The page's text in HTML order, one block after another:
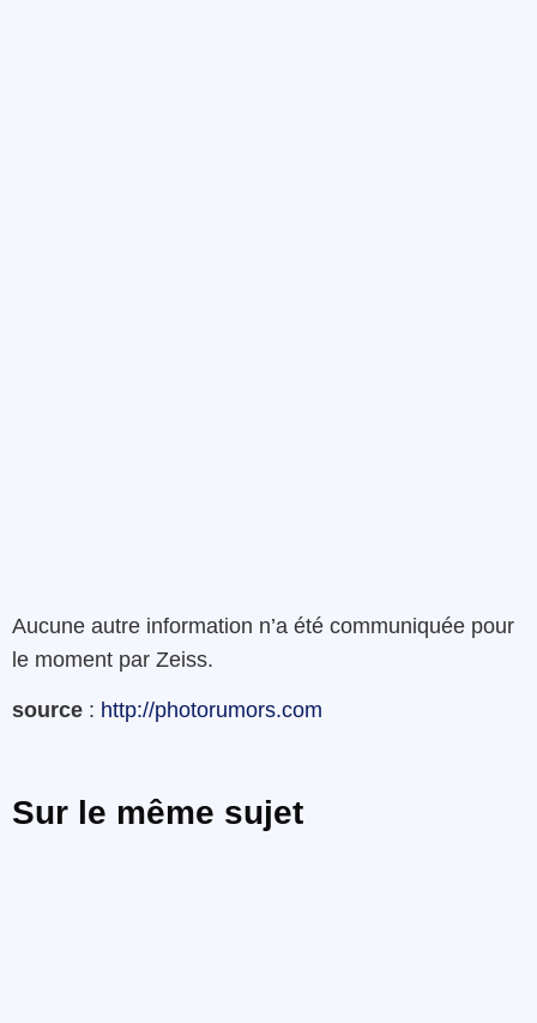
Aucune autre information n’a été communiquée pour
le moment par Zeiss.
source : http://photorumors.com
Sur le même sujet